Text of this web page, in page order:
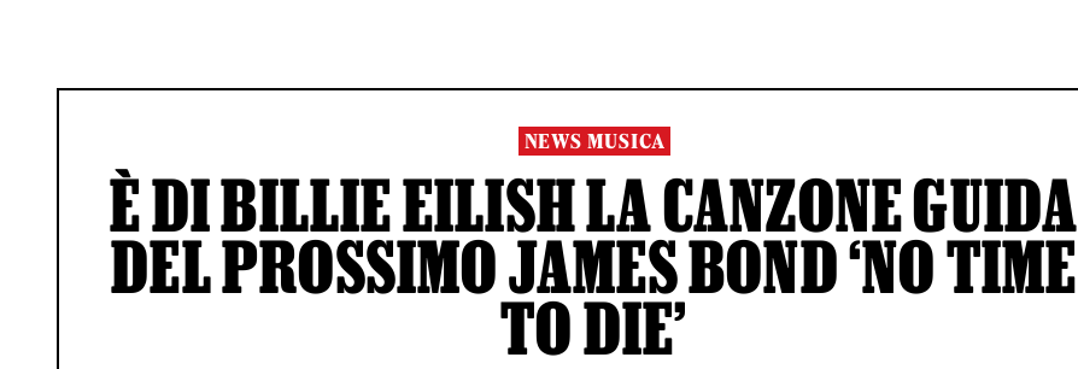
NEWS MUSICA
È DI BILLIE EILISH LA CANZONE GUIDA
DEL PROSSIMO JAMES BOND ‘NO TIME
TO DIE’